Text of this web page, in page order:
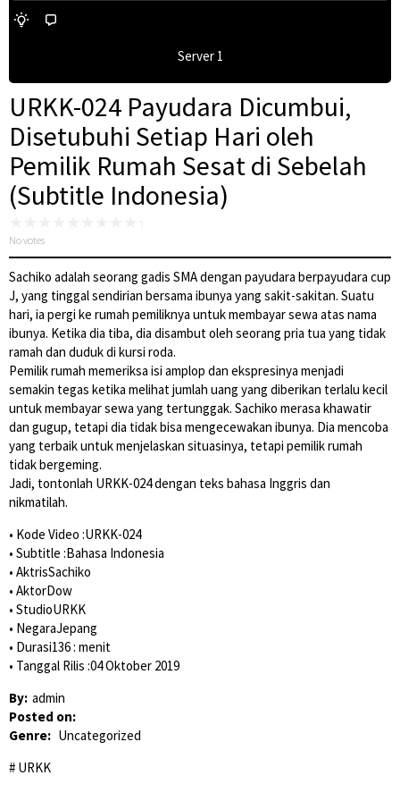
Server 1
URKK-024 Payudara Dicumbui,
Disetubuhi Setiap Hari oleh
Pemilik Rumah Sesat di Sebelah
(Subtitle Indonesia)
No votes
Sachiko adalah seorang gadis SMA dengan payudara berpayudara cup
J, yang tinggal sendirian bersama ibunya yang sakit-sakitan. Suatu
hari, ia pergi ke rumah pemiliknya untuk membayar sewa atas nama
ibunya. Ketika dia tiba, dia disambut oleh seorang pria tua yang tidak
ramah dan duduk di kursi roda.
Pemilik rumah memeriksa isi amplop dan ekspresinya menjadi
semakin tegas ketika melihat jumlah uang yang diberikan terlalu kecil
untuk membayar sewa yang tertunggak. Sachiko merasa khawatir
dan gugup, tetapi dia tidak bisa mengecewakan ibunya. Dia mencoba
yang terbaik untuk menjelaskan situasinya, tetapi pemilik rumah
tidak bergeming.
Jadi, tontonlah URKK-024 dengan teks bahasa Inggris dan
nikmatilah.
• Kode Video :URKK-024
• Subtitle :Bahasa Indonesia
• AktrisSachiko
• AktorDow
• StudioURKK
• NegaraJepang
• Durasi136 : menit
• Tanggal Rilis :04 Oktober 2019
By: admin
Posted on:
Genre: Uncategorized
URKK